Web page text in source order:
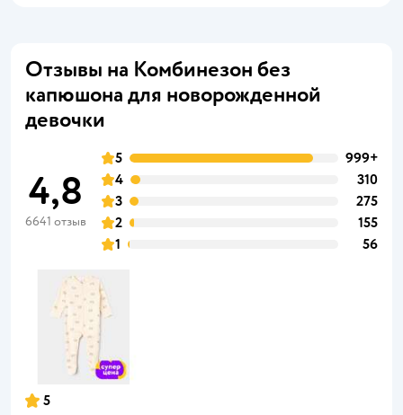
Отзывы на Комбинезон без
капюшона для новорожденной
девочки
4,8
6641 отзыв
5
999+
4
310
3
275
2
155
1
56
5